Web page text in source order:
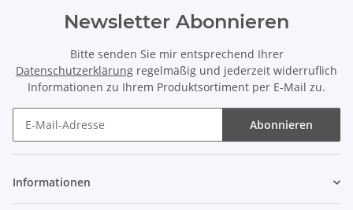
Newsletter Abonnieren
Bitte senden Sie mir entsprechend Ihrer
Datenschutzerklärung regelmäßig und jederzeit widerruflich
Informationen zu Ihrem Produktsortiment per E-Mail zu.
Abonnieren
Informationen